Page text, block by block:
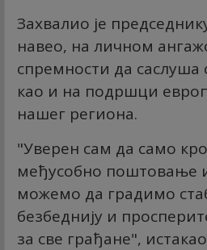
Захвалио је
навео, на личном
спремности да саслуша
као и на подршци
нашег региона.
"Уверен сам да само
међусобно поштовање
можемо да градимо
безбеднију и
за све грађане",